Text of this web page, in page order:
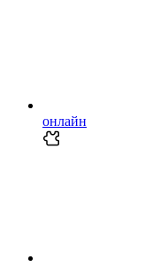
онлайн